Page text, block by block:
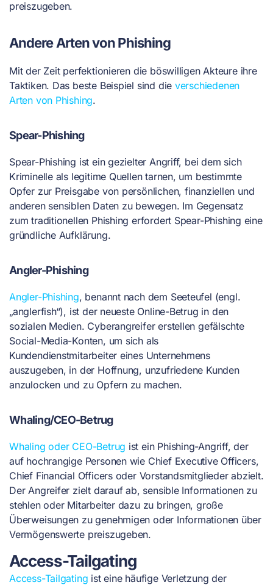
preiszugeben.
Andere Arten von Phishing
Mit der Zeit perfektionieren die böswilligen Akteure ihre
Taktiken. Das beste Beispiel sind die verschiedenen
Arten von Phishing.
Spear-Phishing
Spear-Phishing ist ein gezielter Angriff, bei dem sich
Kriminelle als legitime Quellen tarnen, um bestimmte
Opfer zur Preisgabe von persönlichen, finanziellen und
anderen sensiblen Daten zu bewegen. Im Gegensatz
zum traditionellen Phishing erfordert Spear-Phishing eine
gründliche Aufklärung.
Angler-Phishing
Angler-Phishing, benannt nach dem Seeteufel (engl.
„anglerfish“), ist der neueste Online-Betrug in den
sozialen Medien. Cyberangreifer erstellen gefälschte
Social-Media-Konten, um sich als
Kundendienstmitarbeiter eines Unternehmens
auszugeben, in der Hoffnung, unzufriedene Kunden
anzulocken und zu Opfern zu machen.
Whaling/CEO-Betrug
Whaling oder CEO-Betrug ist ein Phishing-Angriff, der
auf hochrangige Personen wie Chief Executive Officers,
Chief Financial Officers oder Vorstandsmitglieder abzielt.
Der Angreifer zielt darauf ab, sensible Informationen zu
stehlen oder Mitarbeiter dazu zu bringen, große
Überweisungen zu genehmigen oder Informationen über
Vermögenswerte preiszugeben.
Access-Tailgating
Access-Tailgating ist eine häufige Verletzung der